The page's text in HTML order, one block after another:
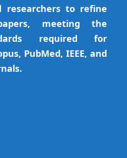
researchers to refine
meeting the
required for
PubMed, IEEE, and